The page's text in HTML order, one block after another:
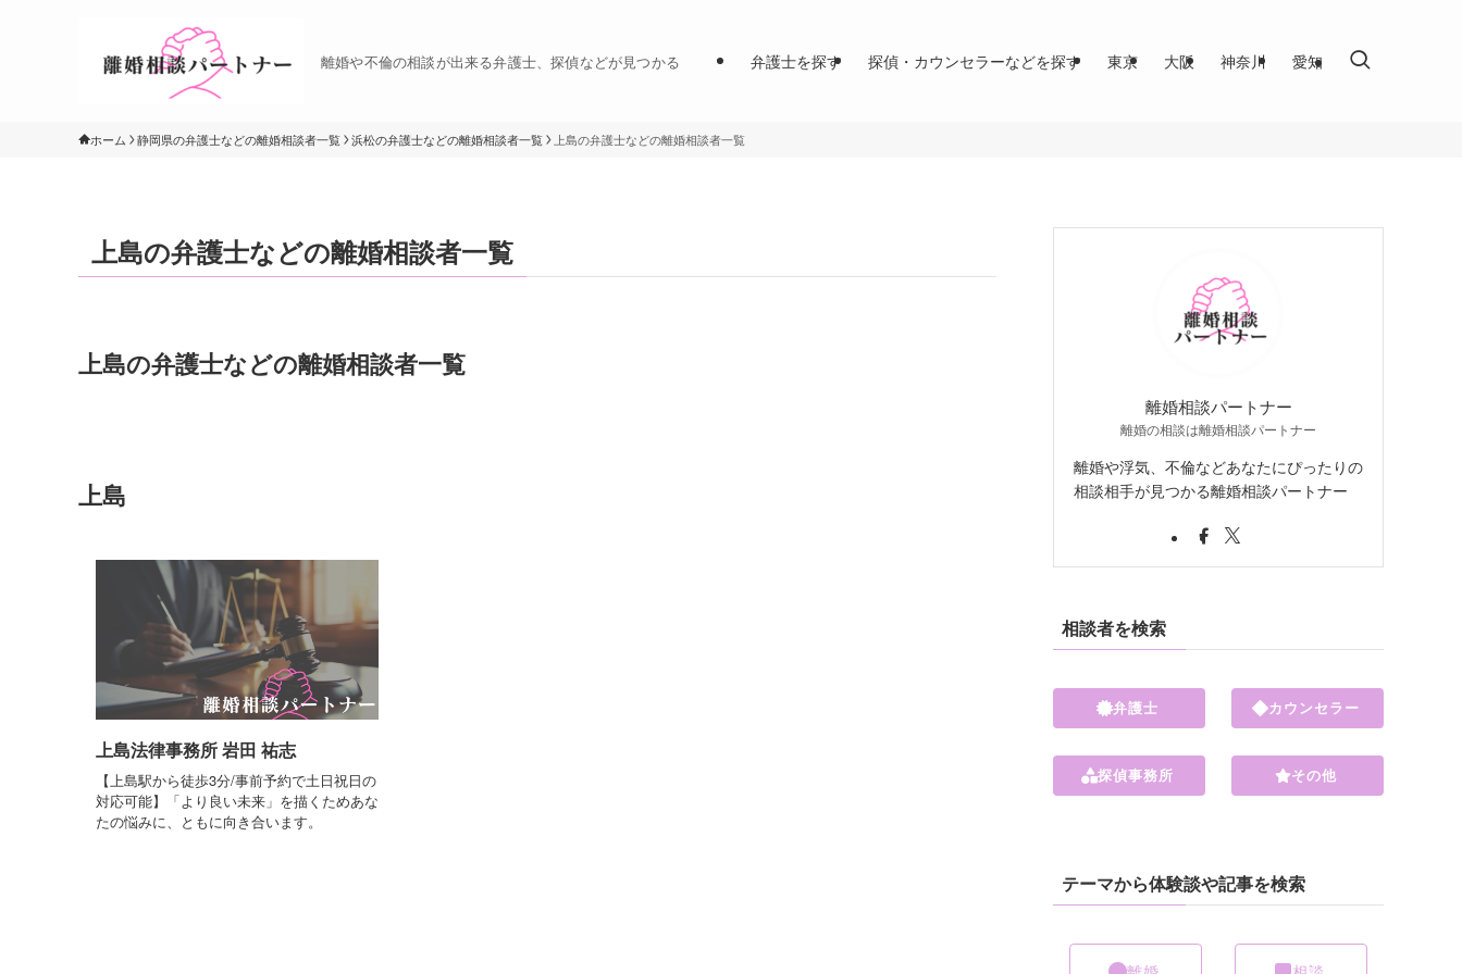
離婚や不倫の相談が出来る弁護士、探偵などが見つかる 弁護士を探す 探偵・カウンセラーなどを探す 東京 大阪 神奈川 愛知
ホーム 静岡県の弁護士などの離婚相談者一覧 浜松の弁護士などの離婚相談者一覧 上島の弁護士などの離婚相談者一覧
上島の弁護士などの離婚相談者一覧
上島の弁護士などの離婚相談者一覧
上島
上島法律事務所 岩田 祐志
【上島駅から徒歩3分/事前予約で土日祝日の
対応可能】「より良い未来」を描くためあな
たの悩みに、ともに向き合います。
離婚相談パートナー
離婚の相談は離婚相談パートナー
離婚や浮気、不倫などあなたにぴったりの
相談相手が見つかる離婚相談パートナー
相談者を検索
弁護士
探偵事務所
カウンセラー
その他
テーマから体験談や記事を検索